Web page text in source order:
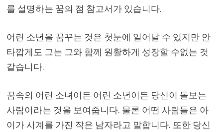
를 설명하는 꿈의 점 참고서가 있습니다.
어린 소년을 꿈꾸는 것은 첫눈에 일어날 수 있지만 안
타깝게도 그는 그와 함께 원활하게 성장할 수없는 것
같습니다.
꿈속의 어린 소녀이든 어린 소년이든 당신이 돌보는
사람이라는 것을 보여줍니다. 물론 어떤 사람들은 아
이가 시계를 가진 작은 남자라고 말합니다. 또한 당신